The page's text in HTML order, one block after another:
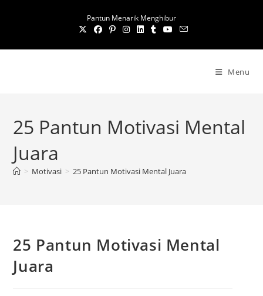
p
Pantun Menarik Menghibur
Menu
25 Pantun Motivasi Mental
Juara
> Motivasi > 25 Pantun Motivasi Mental Juara
25 Pantun Motivasi Mental
Juara